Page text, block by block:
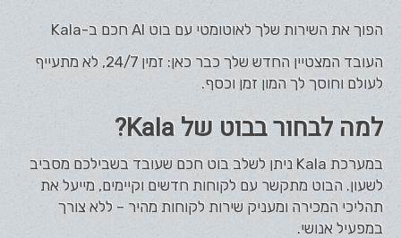
הפוך את השירות שלך לאוטומטי עם בוט AI חכם ב-Kala
העובד המצטיין החדש שלך כבר כאן: זמין 24/7, לא מתעייף
לעולם וחוסך לך המון זמן וכסף.
למה לבחור בבוט של Kala?
במערכת Kala ניתן לשלב בוט חכם שעובד בשבילכם מסביב
לשעון. הבוט מתקשר עם לקוחות חדשים וקיימים, מייעל את
תהליכי המכירה ומעניק שירות לקוחות מהיר – ללא צורך
במפעיל אנושי.